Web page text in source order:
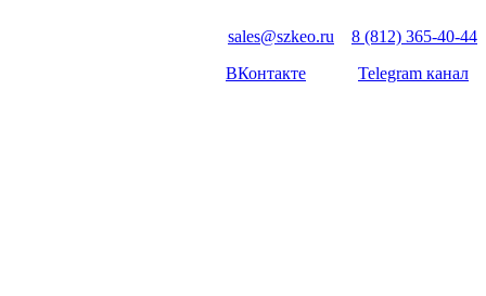
sales@szkeo.ru
8 (812) 365-40-44
ВКонтакте
Telegram канал